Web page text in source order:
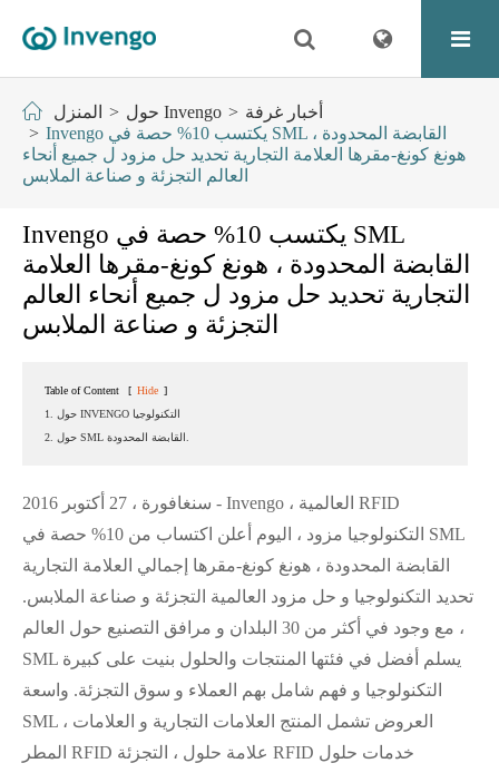
المنزل حول Invengo
أخبار غرفة
Invengo يكتسب 10% حصة في SML القابضة المحدودة ،
هونغ كونغ-مقرها العلامة التجارية تحديد حل مزود ل جميع أنحاء
العالم التجزئة و صناعة الملابس
Invengo يكتسب 10% حصة في SML
القابضة المحدودة ، هونغ كونغ-مقرها العلامة
التجارية تحديد حل مزود ل جميع أنحاء العالم
التجزئة و صناعة الملابس
Table of Content [ Hide ]
1. حول INVENGO التكنولوجيا
سنغافورة ، 27 أكتوبر 2016 - Invengo ، العالمية RFID
التكنولوجيا مزود ، اليوم أعلن اكتساب من 10% حصة في SML
القابضة المحدودة ، هونغ كونغ-مقرها إجمالي العلامة التجارية
تحديد التكنولوجيا و حل مزود العالمية التجزئة و صناعة الملابس.
مع وجود في أكثر من 30 البلدان و مرافق التصنيع حول العالم ،
SML يسلم أفضل في فئتها المنتجات والحلول بنيت على كبيرة
التكنولوجيا و فهم شامل بهم العملاء و سوق التجزئة. واسعة
SML العروض تشمل المنتج العلامات التجارية و العلامات ،
المطر RFID علامة حلول ، التجزئة RFID خدمات حلول